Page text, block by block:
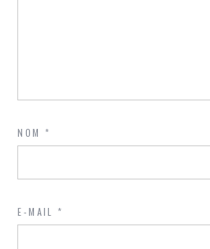
NOM*
E-MAIL*